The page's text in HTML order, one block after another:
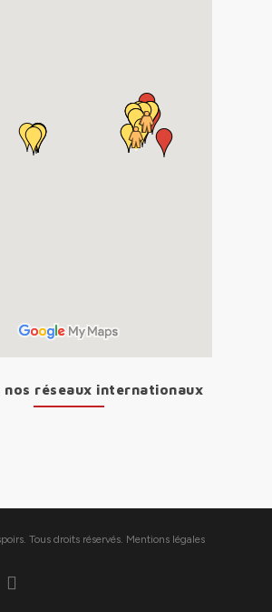
nos réseaux internationaux
Tous droits réservés. Mentions légales
flickr